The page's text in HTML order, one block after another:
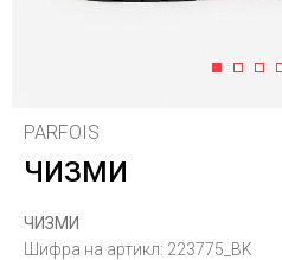
1 2 3
PARFOIS
ЧИЗМИ
ЧИЗМИ
Шифра на артикл: 223775_BK